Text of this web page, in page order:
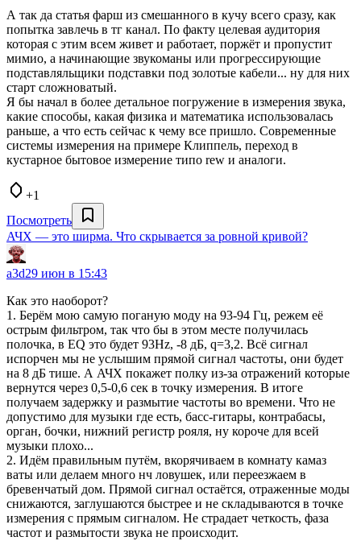
А так да статья фарш из смешанного в кучу всего сразу, как
попытка завлечь в тг канал. По факту целевая аудитория
которая с этим всем живет и работает, поржёт и пропустит
мимио, а начинающие звукоманы или прогрессирующие
подставляльщики подставки под золотые кабели... ну для них
старт сложноватый.
Я бы начал в более детальное погружение в измерения звука,
какие способы, какая физика и математика использовалась
раньше, а что есть сейчас к чему все пришло. Современные
системы измерения на примере Клиппель, переход в
кустарное бытовое измерение типо rew и аналоги.
+1
Посмотреть
АЧХ — это ширма. Что скрывается за ровной кривой?
a3d29 июн в 15:43
Как это наоборот?
1. Берём мою самую поганую моду на 93-94 Гц, режем её
острым фильтром, так что бы в этом месте получилась
полочка, в EQ это будет 93Hz, -8 дБ, q=3,2. Всё сигнал
испорчен мы не услышим прямой сигнал частоты, они будет
на 8 дБ тише. А АЧХ покажет полку из-за отражений которые
вернутся через 0,5-0,6 сек в точку измерения. В итоге
получаем задержку и размытие частоты во времени. Что не
допустимо для музыки где есть, басс-гитары, контрабасы,
орган, бочки, нижний регистр рояля, ну короче для всей
музыки плохо...
2. Идём правильным путём, вкорячиваем в комнату камаз
ваты или делаем много нч ловушек, или переезжаем в
бревенчатый дом. Прямой сигнал остаётся, отраженные моды
снижаются, заглушаются быстрее и не складываются в точке
измерения с прямым сигналом. Не страдает четкость, фаза
частот и размытости звука не происходит.